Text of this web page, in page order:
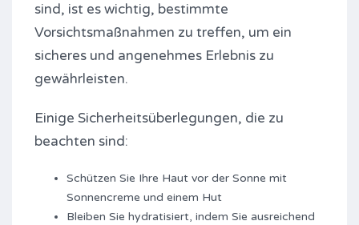
sind, ist es wichtig, bestimmte
Vorsichtsmaßnahmen zu treffen, um ein
sicheres und angenehmes Erlebnis zu
gewährleisten.
Einige Sicherheitsüberlegungen, die zu
beachten sind:
Schützen Sie Ihre Haut vor der Sonne mit
Sonnencreme und einem Hut
Bleiben Sie hydratisiert, indem Sie ausreichend